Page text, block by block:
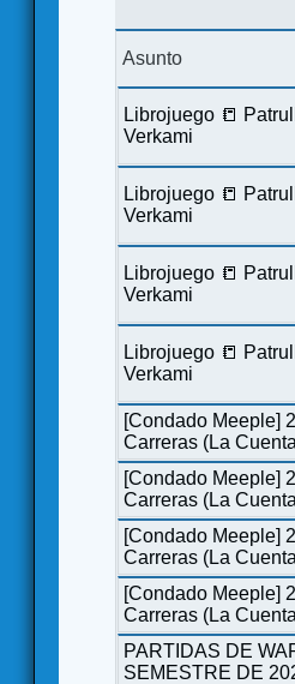
Asunto
Librojuego 📒
Verkami
Librojuego 📒
Verkami
Librojuego 📒
Verkami
Librojuego 📒
Verkami
[Condado Meeple]
Carreras (La
[Condado Meeple]
Carreras (La
[Condado Meeple]
Carreras (La
[Condado Meeple]
Carreras (La
PARTIDAS DE
SEMESTRE DE